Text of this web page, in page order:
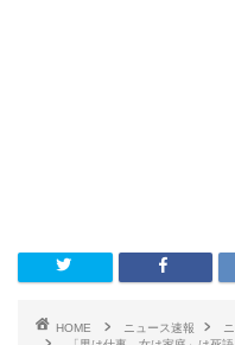
HOME ニュース速報